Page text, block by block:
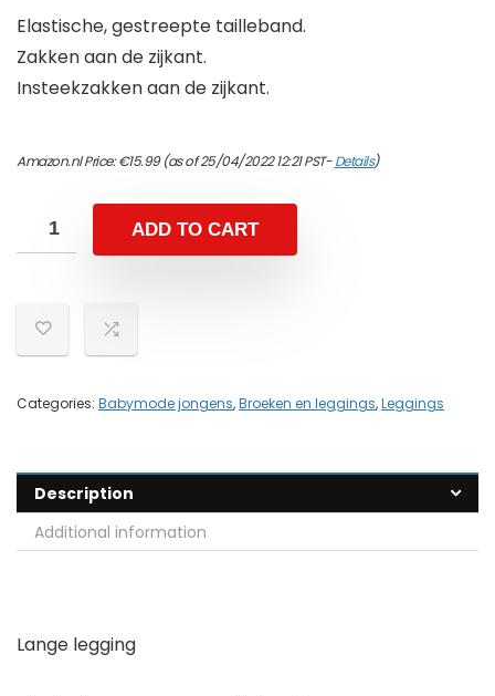
Elastische, gestreepte tailleband.
Zakken aan de zijkant.
Insteekzakken aan de zijkant.
Amazon.nl Price:€15.99(as of 25/04/2022 12:21 PST-Details)
ADD TO CART
Categories: Babymode jongens,Broeken en leggings,Leggings
Description
Additional information
Lange legging